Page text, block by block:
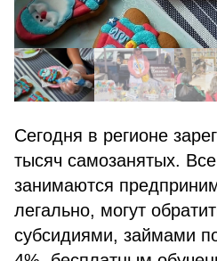
Сегодня в регионе
тысяч самозанятых.
занимаются
легально, могут
субсидиями, займами